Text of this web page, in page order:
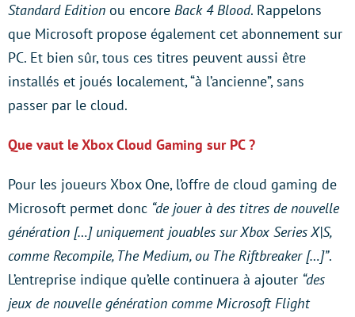
Standard Edition ou encore Back 4 Blood. Rappelons
que Microsoft propose également cet abonnement sur
PC. Et bien sûr, tous ces titres peuvent aussi être
installés et joués localement, “à l’ancienne”, sans
passer par le cloud.
Que vaut le Xbox Cloud Gaming sur PC ?
Pour les joueurs Xbox One, l’offre de cloud gaming de
Microsoft permet donc “de jouer à des titres de nouvelle
génération […] uniquement jouables sur Xbox Series X|S,
comme Recompile, The Medium, ou The Riftbreaker […]”.
L’entreprise indique qu’elle continuera à ajouter “des
jeux de nouvelle génération comme Microsoft Flight